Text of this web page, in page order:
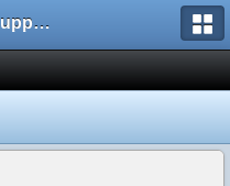
AMXX.pl: Support AMX Mod X i SourceMod